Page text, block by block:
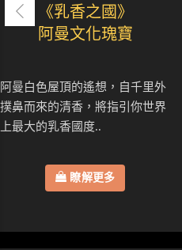
《乳香之國》
阿曼文化瑰寶
阿曼白色屋頂的遙想，自千里外
撲鼻而來的清香，將指引你世界
上最大的乳香國度..
瞭解更多